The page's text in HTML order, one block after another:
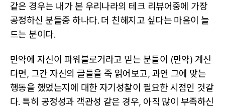
같은 경우는 내가 본 우리나라의 테크 리뷰어중에 가장
공정하신 분들중 하나다. 더 친해지고 싶다는 마음이 늘
드는 분이다.
만약에 자신이 파워블로거라고 믿는 분들이 (만약) 계신
다면, 그간 자신의 글들을 죽 읽어보고, 과연 그에 맞는
행동을 했었는지에 대한 자기성찰이 필요한 시점인 것같
다. 특히 공정성과 객관성 같은 경우, 아직 많이 부족하신